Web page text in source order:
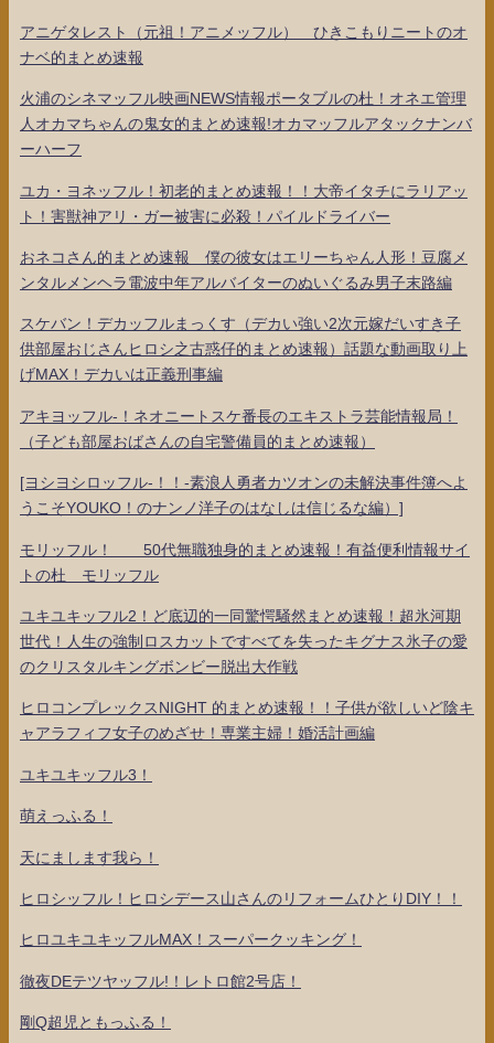
アニゲタレスト（元祖！アニメッフル） ひきこもりニートのオ
ナベ的まとめ速報
火浦のシネマッフル映画NEWS情報ポータブルの杜！オネエ管理
人オカマちゃんの鬼女的まとめ速報!オカマッフルアタックナンバ
ーハーフ
ユカ・ヨネッフル！初老的まとめ速報！！大帝イタチにラリアッ
ト！害獣神アリ・ガー被害に必殺！パイルドライバー
おネコさん的まとめ速報 僕の彼女はエリーちゃん人形！豆腐メ
ンタルメンヘラ電波中年アルバイターのぬいぐるみ男子末路編
スケバン！デカッフルまっくす（デカい強い2次元嫁だいすき子
供部屋おじさんヒロシ之古惑仔的まとめ速報）話題な動画取り上
げMAX！デカいは正義刑事編
アキヨッフル-！ネオニートスケ番長のエキストラ芸能情報局！
（子ども部屋おばさんの自宅警備員的まとめ速報）
[ヨシヨシロッフル-！！-素浪人勇者カツオンの未解決事件簿へよ
うこそYOUKO！のナンノ洋子のはなしは信じるな編）]
モリッフル！ 50代無職独身的まとめ速報！有益便利情報サイ
トの杜 モリッフル
ユキユキッフル2！ど底辺的一同驚愕騒然まとめ速報！超氷河期
世代！人生の強制ロスカットですべてを失ったキグナス氷子の愛
のクリスタルキングボンビー脱出大作戦
ヒロコンプレックスNIGHT 的まとめ速報！！子供が欲しいど陰キ
ャアラフィフ女子のめざせ！専業主婦！婚活計画編
ユキユキッフル3！
萌えっふる！
天にまします我ら！
ヒロシッフル！ヒロシデース山さんのリフォームひとりDIY！！
ヒロユキユキッフルMAX！スーパークッキング！
徹夜DEテツヤッフル!！レトロ館2号店！
剛Q超児ともっふる！